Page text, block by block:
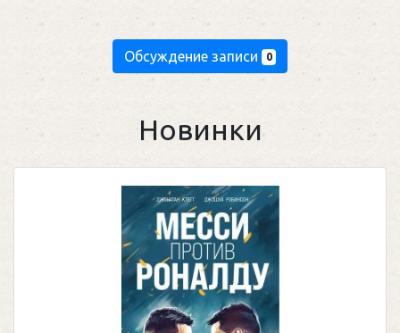
Обсуждение записи 0
Новинки